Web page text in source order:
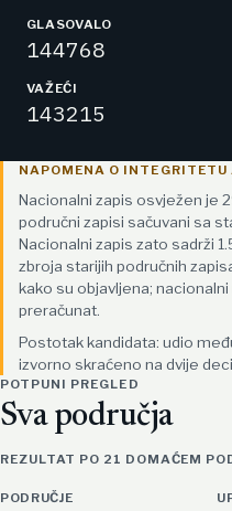
GLASOVALO
144768
VAŽEĆI
143215
NAPOMENA O INTEGRITETU
Nacionalni zapis osvježen je
područni zapisi sačuvani sa
Nacionalni zapis zato sadrži
zbroja starijih područnih
kako su objavljena;
preračunat.
Postotak kandidata: udio
izvorno skraćeno na dvije
POTPUNI PREGLED
Sva područja
REZULTAT PO 21 DOMAĆEM
PODRUČJE